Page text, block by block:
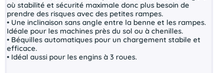
où stabilité et sécurité maximale donc plus besoin de
prendre des risques avec des petites rampes.
• Une inclinaison sans angle entre la benne et les rampes.
Idéale pour les machines près du sol ou à chenilles.
• Béquilles automatiques pour un chargement stabile et
efficace.
• Idéal aussi pour les engins à 3 roues.